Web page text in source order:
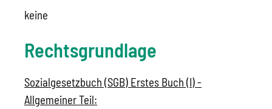
keine
Rechtsgrundlage
Sozialgesetzbuch (SGB) Erstes Buch (I) -
Allgemeiner Teil: